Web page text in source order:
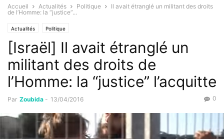
Accueil Actualités Politique
Il avait étranglé un militant des droits
de l’Homme: la “justice”...
Actualités Politique
[Israël] Il avait étranglé un
militant des droits de
l’Homme: la “justice” l’acquitte
Par Zoubida - 13/04/2016 0